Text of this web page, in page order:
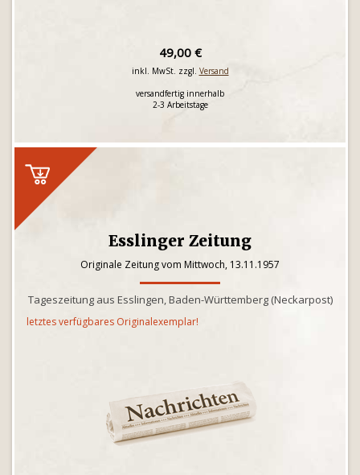
49,00 €
inkl. MwSt. zzgl. Versand
versandfertig innerhalb
2-3 Arbeitstage
Esslinger Zeitung
Originale Zeitung vom Mittwoch, 13.11.1957
Tageszeitung aus Esslingen, Baden-Württemberg (Neckarpost)
letztes verfügbares Originalexemplar!